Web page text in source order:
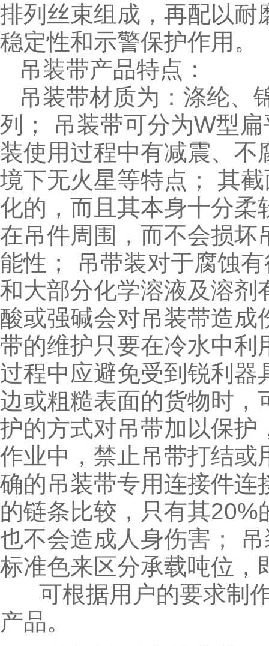
排列丝束组成，再配以耐
稳定性和示警保护
吊装带产品特点：
吊装带材质为：涤纶、
列； 吊装带可分为W型
装使用过程中有减震、不
境下无火星等特点； 其
化的，而且其本身十分柔
在吊件周围，而不会损坏
能性； 吊带装对于腐蚀
和大部分化学溶液及溶剂
酸或强碱会对吊装带造成
带的维护只要在冷水中利
过程中应避免受到锐利器
边或粗糙表面的货物时，
护的方式对吊带加以保护
作业中，禁止吊带打结或
确的吊装带专用连接件连
的链条比较，只有其
也不会造成人身伤害；
标准色来区分承载吨位
可根据用户的要求制
产品。